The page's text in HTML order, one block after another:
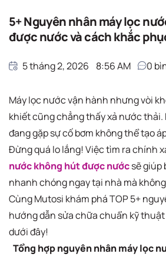
Trang chủ Giải pháp nước sạch
5+ Nguyên nhân máy lọc
được nước và cách khắc
5 tháng 2, 2026 8:56 AM 0
Máy lọc nước vận hành nhưng vòi
khiết cũng chẳng thấy xả nước thải.
đang gặp sự cố bơm không thể tạo
Đừng quá lo lắng! Việc tìm ra chính
nước không hút được nướcsẽ giúp
nhanh chóng ngay tại nhà mà
Cùng Mutosi khám phá TOP 5+
hướng dẫn sửa chữa chuẩn kỹ
dưới đây!
Tổng hợp nguyên nhân máy lọc